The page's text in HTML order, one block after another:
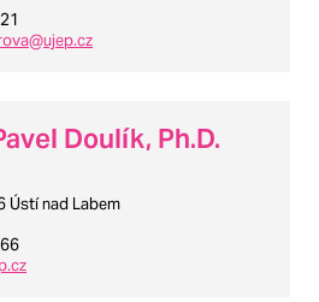
Doulík, Ph.D.
Ústí nad Labem